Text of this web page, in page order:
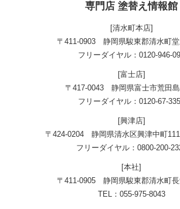
専門店 塗替え情報館
[清水町本店]
〒411-0903 静岡県駿東郡清水町堂
フリーダイヤル：0120-946-
[富士店]
〒417-0043 静岡県富士市荒田
フリーダイヤル：0120-67-
[興津店]
〒424-0204 静岡県清水区興津中町
フリーダイヤル：0800-200-
[本社]
〒411-0905 静岡県駿東郡清水町長
TEL：055-975-8043